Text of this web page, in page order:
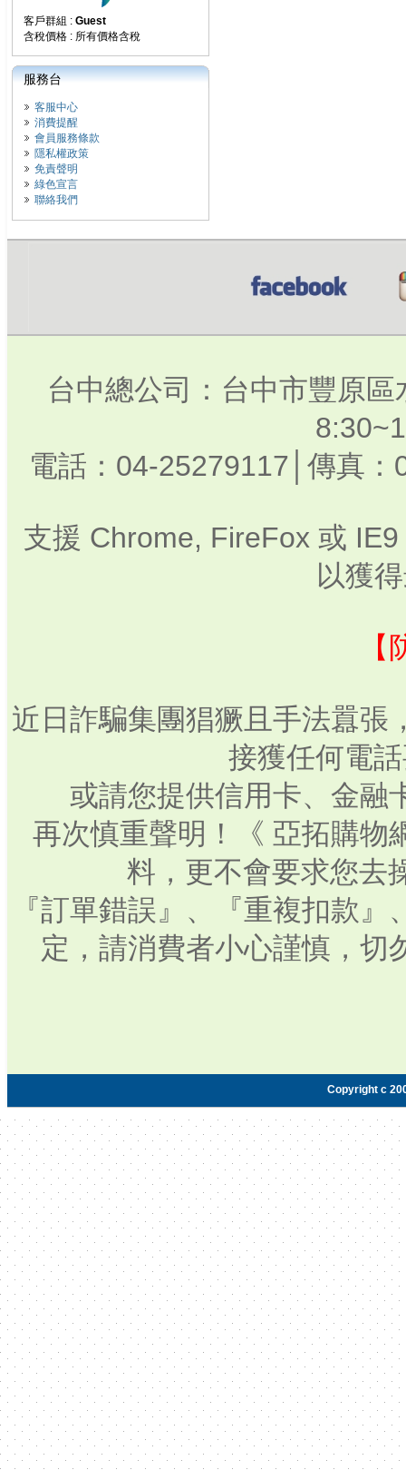
客戶群組 : Guest
含稅價格 : 所有價格含稅
服務台
客服中心
消費提醒
會員服務條款
隱私權政策
免責聲明
綠色宣言
聯絡我們
台中總公司：台中市豐原
電話：04-25279117│傳真
支援 Chrome, FireFox 或
以獲
近日詐騙集團猖獗且手法囂張
接獲任何電
或請您提供信用卡、金融
再次慎重聲明！《 亞拓購物
料，更不會要求您去
『訂單錯誤』、『重複扣款
定，請消費者小心謹慎，切
Copyright c